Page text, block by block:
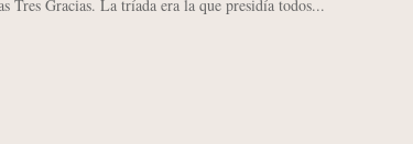
Tres Gracias. La tríada era la que presidía todos...